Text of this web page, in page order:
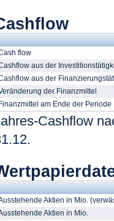
flow
aus der
aus der
der Finanzmittel
Finanzmittel am Ende der Periode
Cashflow
Aktien in Mio.
Aktien in Mio.